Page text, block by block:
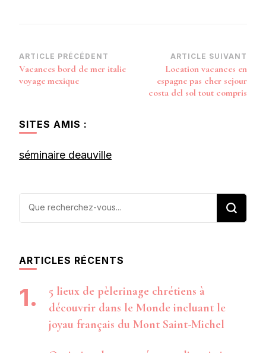
Navigation
d’article
ARTICLE PRÉCÉDENT
Vacances bord de mer italie
voyage mexique
ARTICLE SUIVANT
Location vacances en
espagne pas cher sejour
costa del sol tout compris
SITES AMIS :
séminaire deauville
Vous
ARTICLES RÉCENTS
5 lieux de pèlerinage chrétiens à
découvrir dans le Monde incluant le
joyau français du Mont Saint-Michel